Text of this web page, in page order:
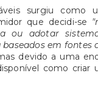
surgiu como
que decidi-se
ou adotar
em fontes
devido a uma
como criar